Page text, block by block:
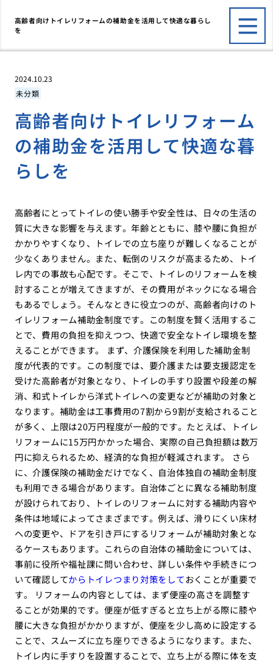
高齢者向けトイレリフォームの補助金を活用して快適な暮らし
を
2024.10.23
未分類
高齢者向けトイレリフォーム
の補助金を活用して快適な暮
らしを
高齢者にとってトイレの使い勝手や安全性は、日々の生活の
質に大きな影響を与えます。年齢とともに、膝や腰に負担が
かかりやすくなり、トイレでの立ち座りが難しくなることが
少なくありません。また、転倒のリスクが高まるため、トイ
レ内での事故も心配です。そこで、トイレのリフォームを検
討することが増えてきますが、その費用がネックになる場合
もあるでしょう。そんなときに役立つのが、高齢者向けのト
イレリフォーム補助金制度です。この制度を賢く活用するこ
とで、費用の負担を抑えつつ、快適で安全なトイレ環境を整
えることができます。 まず、介護保険を利用した補助金制
度が代表的です。この制度では、要介護または要支援認定を
受けた高齢者が対象となり、トイレの手すり設置や段差の解
消、和式トイレから洋式トイレへの変更などが補助の対象と
なります。補助金は工事費用の7割から9割が支給されること
が多く、上限は20万円程度が一般的です。たとえば、トイレ
リフォームに15万円かかった場合、実際の自己負担額は数万
円に抑えられるため、経済的な負担が軽減されます。 さら
に、介護保険の補助金だけでなく、自治体独自の補助金制度
も利用できる場合があります。自治体ごとに異なる補助制度
が設けられており、トイレのリフォームに対する補助内容や
条件は地域によってさまざまです。例えば、滑りにくい床材
への変更や、ドアを引き戸にするリフォームが補助対象とな
るケースもあります。これらの自治体の補助金については、
事前に役所や福祉課に問い合わせ、詳しい条件や手続きにつ
いて確認してからトイレつまり対策をしておくことが重要で
す。 リフォームの内容としては、まず便座の高さを調整す
ることが効果的です。便座が低すぎると立ち上がる際に膝や
腰に大きな負担がかかりますが、便座を少し高めに設定する
ことで、スムーズに立ち座りできるようになります。また、
トイレ内に手すりを設置することで、立ち上がる際に体を支